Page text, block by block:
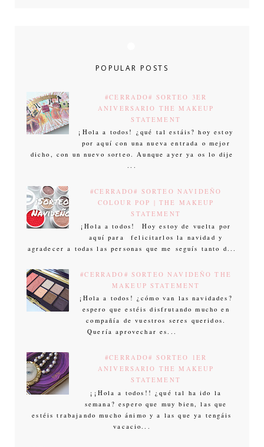
POPULAR POSTS
#CERRADO# SORTEO 3ER
ANIVERSARIO THE MAKEUP
STATEMENT
¡Hola a todos! ¿qué tal estáis? hoy estoy
por aquí con una nueva entrada o mejor
dicho, con un nuevo sorteo. Aunque ayer ya os lo dije
#CERRADO# SORTEO NAVIDEÑO
COLOUR POP | THE MAKEUP
STATEMENT
¡Hola a todos! Hoy estoy de vuelta por
aquí para felicitarlos la navidad y
agradecer a todas las personas que me seguís tanto d...
#CERRADO# SORTEO NAVIDEÑO THE
MAKEUP STATEMENT
¡Hola a todos! ¿cómo van las navidades?
espero que estéis disfrutando mucho en
compañía de vuestros seres queridos.
Quería aprovechar es...
#CERRADO# SORTEO 1ER
ANIVERSARIO THE MAKEUP
STATEMENT
¡¡Hola a todos!! ¿qué tal ha ido la
semana? espero que muy bien, las que
estéis trabajando mucho ánimo y a las que ya tengáis
vacacio...